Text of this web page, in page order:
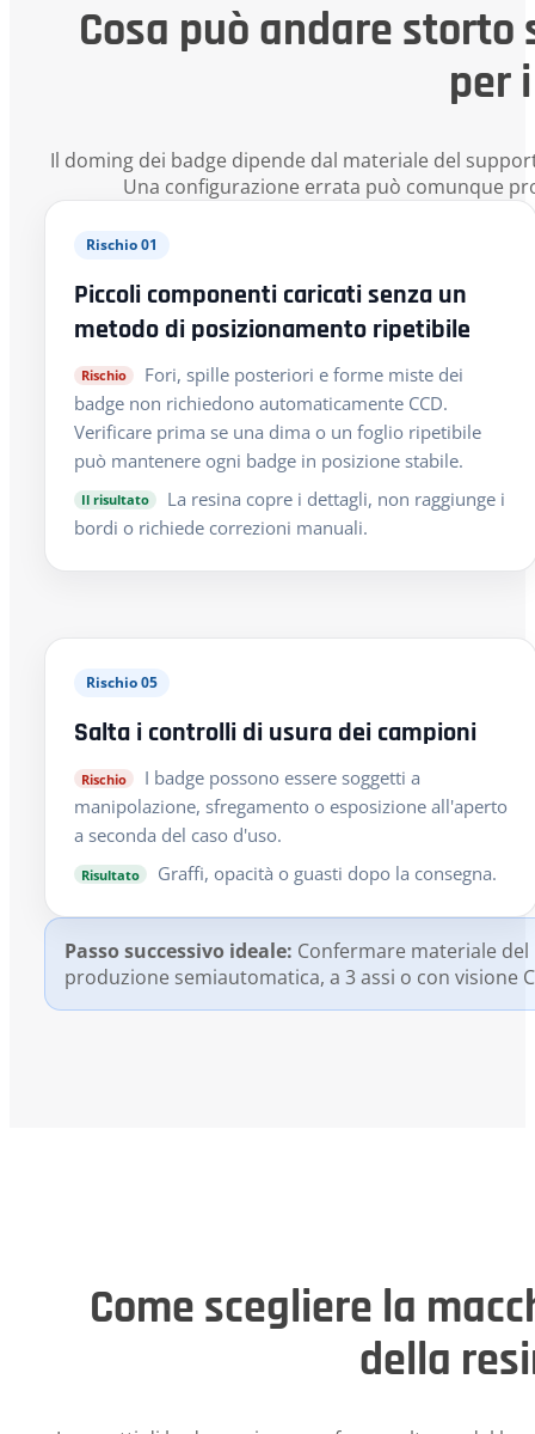
Cosa può andare
per
Il doming dei badge dipende dal materiale del
Una configurazione errata può comunque
Rischio 01
Piccoli componenti caricati senza un
metodo di posizionamento ripetibile
Rischio
Fori, spille posteriori e forme miste dei
badge non richiedono automaticamente CCD.
Verificare prima se una dima o un foglio ripetibile
può mantenere ogni badge in posizione stabile.
Il risultato
La resina copre i dettagli, non raggiunge i
bordi o richiede correzioni manuali.
Rischio 05
Salta i controlli di usura dei campioni
Rischio
I badge possono essere soggetti a
manipolazione, sfregamento o esposizione all'aperto
a seconda del caso d'uso.
Risultato Graffi, opacità o guasti dopo la consegna.
Passo successivo ideale: Confermare materiale
produzione semiautomatica, a 3 assi o con visione
Come scegliere la
della